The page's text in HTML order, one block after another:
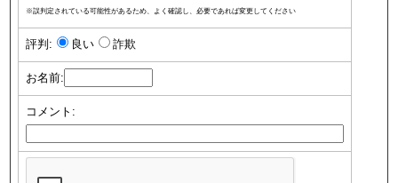
※誤判定されている可能性があるため、よく確認し、必要であれば変更してください
評判: 良い 詐欺
お名前:
コメント: